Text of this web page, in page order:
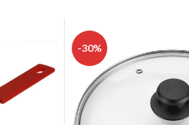
-30%